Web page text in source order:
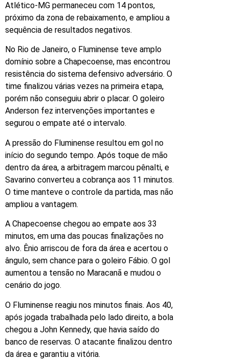
Atlético-MG permaneceu com 14 pontos,
próximo da zona de rebaixamento, e ampliou a
sequência de resultados negativos.
No Rio de Janeiro, o Fluminense teve amplo
domínio sobre a Chapecoense, mas encontrou
resistência do sistema defensivo adversário. O
time finalizou várias vezes na primeira etapa,
porém não conseguiu abrir o placar. O goleiro
Anderson fez intervenções importantes e
segurou o empate até o intervalo.
A pressão do Fluminense resultou em gol no
início do segundo tempo. Após toque de mão
dentro da área, a arbitragem marcou pênalti, e
Savarino converteu a cobrança aos 11 minutos.
O time manteve o controle da partida, mas não
ampliou a vantagem.
A Chapecoense chegou ao empate aos 33
minutos, em uma das poucas finalizações no
alvo. Ênio arriscou de fora da área e acertou o
ângulo, sem chance para o goleiro Fábio. O gol
aumentou a tensão no Maracanã e mudou o
cenário do jogo.
O Fluminense reagiu nos minutos finais. Aos 40,
após jogada trabalhada pelo lado direito, a bola
chegou a John Kennedy, que havia saído do
banco de reservas. O atacante finalizou dentro
da área e garantiu a vitória.